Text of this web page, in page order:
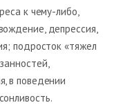
к чему-либо,
депрессия,
подросток «тяжел
в поведении